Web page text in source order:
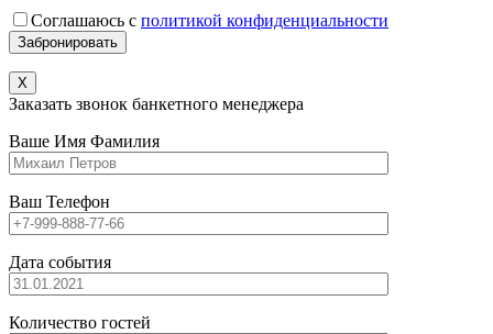
Соглашаюсь с политикой конфиденциальности
X
Заказать звонок банкетного менеджера
Ваше Имя Фамилия
Ваш Телефон
Дата события
Количество гостей